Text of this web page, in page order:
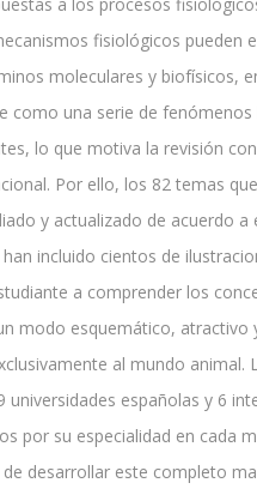
fisiológicos pueden
moleculares y biofísicos,
como una serie de fenómenos
lo que motiva la revisión
Por ello, los 82 temas
y actualizado de acuerdo a
incluido cientos de
a comprender los
modo esquemático, atractivo
al mundo animal.
universidades españolas y 6
por su especialidad en cada
desarrollar este completo